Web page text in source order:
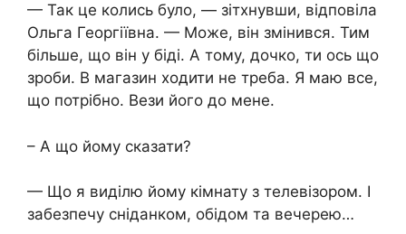
— Так це колись було, — зітхнувши, відповіла
Ольга Георгіївна. — Може, він змінився. Тим
більше, що він у біді. А тому, дочко, ти ось що
зроби. В магазин ходити не треба. Я маю все,
що потрібно. Вези його до мене.
– А що йому сказати?
— Що я виділю йому кімнату з телевізором. І
забезпечу сніданком, обідом та вечерею…